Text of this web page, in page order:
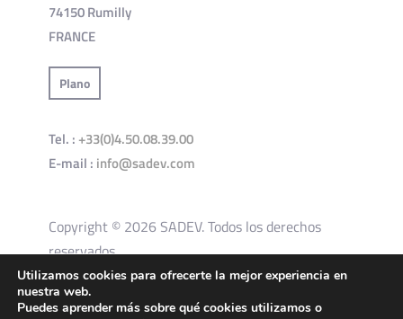
74150 Rumilly
FRANCE
Plano
Tel. : +33(0)4.50.08.39.00
E-mail : info@sadev.com
Copyright © 2026 SADEV. Todos los derechos
reservados.
Condiciones generales de uso del sitio Política de protección
Utilizamos cookies para ofrecerte la mejor experiencia en
nuestra web.
Puedes aprender más sobre qué cookies utilizamos o